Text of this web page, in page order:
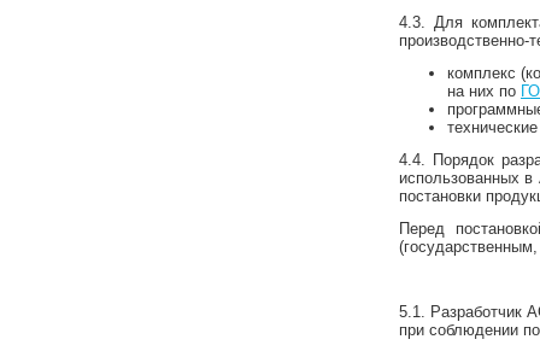
4.3. Для
производственно-
комплекс
на них по
4.4. Порядок
использованных
постановки
Перед
5.1. Разработчик
при соблюдении